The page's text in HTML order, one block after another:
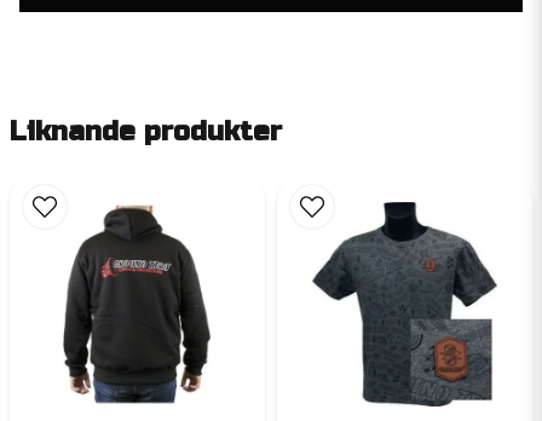
Liknande produkter